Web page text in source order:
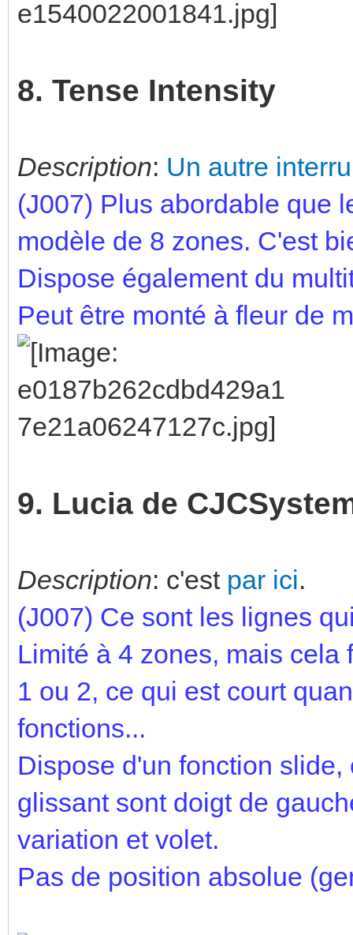
8. Tense Intensity
Description: Un autre
(J007) Plus abordable que
modèle de 8 zones. C'est
Dispose également du
Peut être monté à fleur de
9. Lucia de
Description: c'est par ici.
(J007) Ce sont les lignes
Limité à 4 zones, mais cela
1 ou 2, ce qui est court
fonctions...
Dispose d'un fonction
glissant sont doigt de
variation et volet.
Pas de position absolue